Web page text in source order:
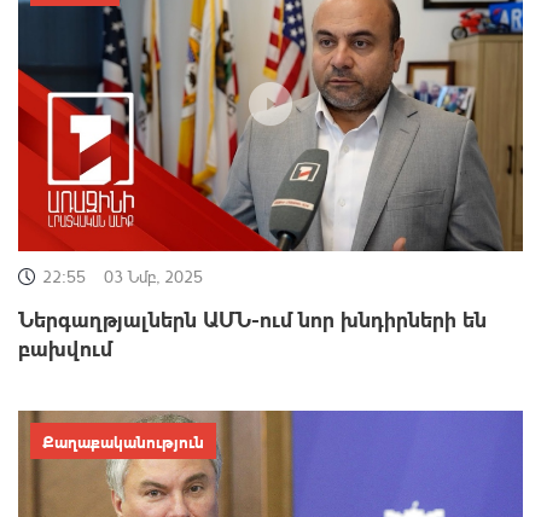
22:55 03 Նմբ, 2025
Ներգաղթյալներն ԱՄՆ-ում նոր խնդիրների են
բախվում
Քաղաքականություն